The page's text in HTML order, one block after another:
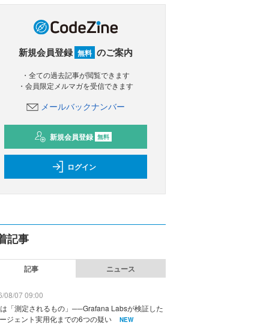
新規会員登録 無料 のご案内
・全ての過去記事が閲覧できます
・会員限定メルマガを受信できます
メールバックナンバー
新規会員登録 無料
ログイン
記事
記事 ニュース
08/07 09:00
「測定されるもの」──Grafana Labsが検証した
ジェント実用化までの6つの疑い
NEW